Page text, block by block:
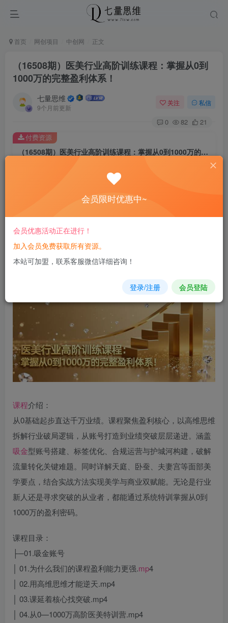
首页 网创项目 中创网 正文
（16508期）医美行业高阶训练课程：掌握从0到
1000万的完整盈利体系！
七量思维
9个月前更新
关注 私信
0 82 21
（16508期）医美行业高阶训练课程：掌握从0到1000万的完整盈利体系！
8.8
免费
您当前未登录！建议登陆后购买，可保存购买订单
付费资源
课程介绍：
从0基础起步直达千万业绩。课程聚焦盈利核心，以高维思维
拆解行业破局逻辑，从账号打造到业绩突破层层递进。涵盖
吸金型账号搭建、标签优化、合规运营与护城河构建，破解
流量转化关键难题。同时详解天庭、卧蚕、夫妻宫等面部美
学要点，结合实战方法实现美学与商业双赋能。无论是行业
新人还是寻求突破的从业者，都能通过系统特训掌握从0到
1000万的盈利密码。
课程目录：
├─01.吸金账号
│ 01.为什么我们的课程盈利能力更强.mp4
│ 02.用高维思维才能逆天.mp4
│ 03.课延着核心找突破.mp4
│ 04.从0—1000万高阶医美特训营.mp4
会员限时优惠中~
会员优惠活动正在进行！
加入会员免费获取所有资源。
本站可加盟，联系客服微信详细咨询！
登录/注册 会员登陆